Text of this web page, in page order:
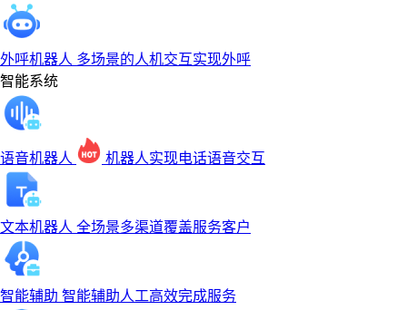
外呼机器人 多场景的人机交互实现外呼
智能系统
语音机器人 机器人实现电话语音交互
文本机器人 全场景多渠道覆盖服务客户
智能辅助 智能辅助人工高效完成服务